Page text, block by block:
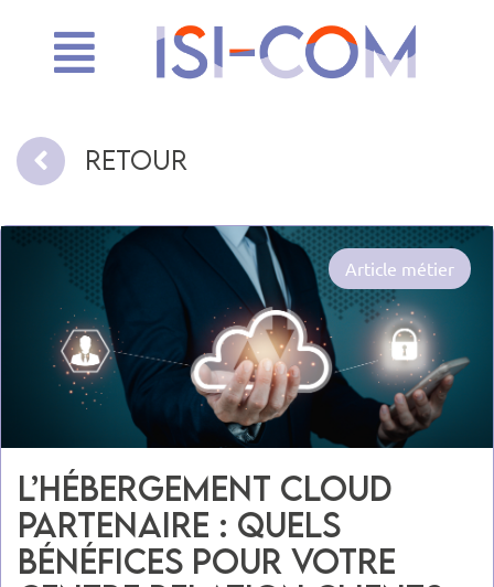
Retour
Article métier
L’hébergement Cloud
Partenaire : quels
bénéfices pour votre